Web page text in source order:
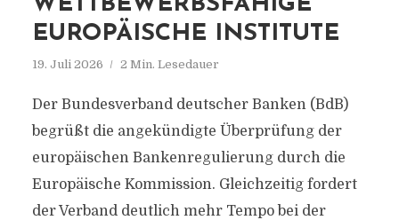
WETTBEWERBSFÄHIGE
EUROPÄISCHE INSTITUTE
19. Juli 2026 2 Min. Lesedauer
Der Bundesverband deutscher Banken (BdB)
begrüßt die angekündigte Überprüfung der
europäischen Bankenregulierung durch die
Europäische Kommission. Gleichzeitig fordert
der Verband deutlich mehr Tempo bei der